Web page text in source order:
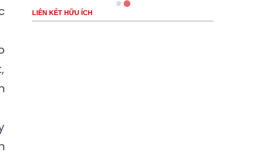
LIÊN KẾT HỮU ÍCH